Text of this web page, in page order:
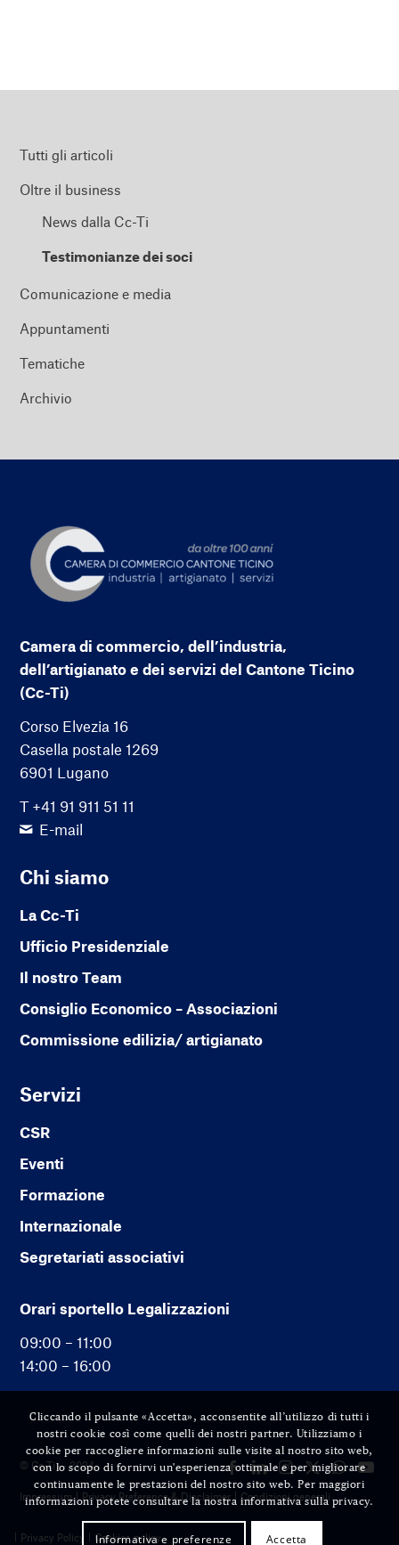
Tutti gli articoli
Oltre il business
News dalla Cc-Ti
Testimonianze dei soci
Comunicazione e media
Appuntamenti
Tematiche
Archivio
Camera di commercio, dell’industria,
dell’artigianato e dei servizi del Cantone Ticino
(Cc-Ti)
Corso Elvezia 16
Casella postale 1269
6901 Lugano
T +41 91 911 51 11
E-mail
Chi siamo
La Cc-Ti
Ufficio Presidenziale
Il nostro Team
Consiglio Economico – Associazioni
Commissione edilizia/ artigianato
Servizi
CSR
Eventi
Formazione
Internazionale
Segretariati associativi
Orari sportello Legalizzazioni
09:00 – 11:00
14:00 – 16:00
© Cc-Ti — 2024
Impressum Privacy Preference & Disclaimer Condizioni generali
Privacy Policy Cookies policy
Cliccando il pulsante «Accetta», acconsentite all’utilizzo di tutti i
nostri cookie così come quelli dei nostri partner. Utilizziamo i
cookie per raccogliere informazioni sulle visite al nostro sito web,
con lo scopo di fornirvi un'esperienza ottimale e per migliorare
continuamente le prestazioni del nostro sito web. Per maggiori
informazioni potete consultare la nostra informativa sulla privacy.
Informativa e preferenze Accetta